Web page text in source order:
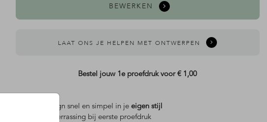
BEWERKEN
LAAT ONS JE HELPEN MET ONTWERPEN
Bestel jouw 1e proefdruk voor€ 1,00
Dit design snel en simpel in je eigen stijl
verrassing bij eerste proefdruk